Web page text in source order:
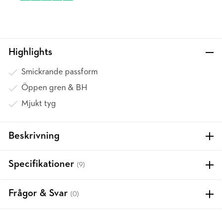
Highlights
Smickrande passform
Öppen gren & BH
Mjukt tyg
Beskrivning
Specifikationer (9)
Frågor & Svar (0)